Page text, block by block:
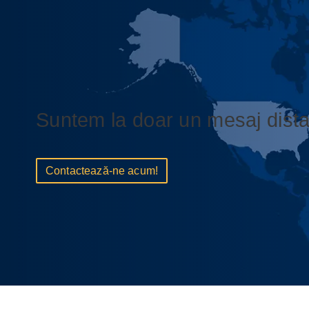
Suntem la doar un mesaj
Contactează-ne acum!